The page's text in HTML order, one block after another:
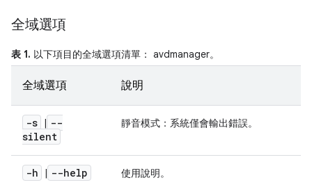
全域選項
表 1. 以下項目的全域選項清單： avdmanager。
全域選項 說明
-s | --
silent
靜音模式：系統僅會輸出錯誤。
-h | --help 使用說明。